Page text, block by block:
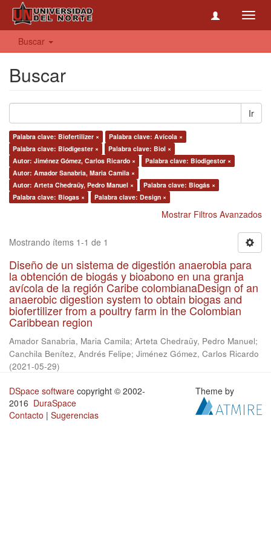
Buscar
Buscar
Ir
Palabra clave: Biofertilizer ×
Palabra clave: Avícola ×
Palabra clave: Biodigester ×
Palabra clave: Biol ×
Autor: Jiménez Gómez, Carlos Ricardo ×
Palabra clave: Biodigestor ×
Autor: Amador Sanabria, Maria Camila ×
Autor: Arteta Chedraüy, Pedro Manuel ×
Palabra clave: Biogás ×
Palabra clave: Biogas ×
Palabra clave: Design ×
Mostrar Filtros Avanzados
Mostrando ítems 1-1 de 1
Diseño de un sistema de digestión anaerobia para
la obtención de biogás y bioabono en una granja
avícola de la región Caribe colombianaDesign of an
anaerobic digestion system to obtain biogas and
biofertilizer from a poultry farm in the Colombian
Caribbean region
Amador Sanabria, Maria Camila; Arteta Chedraüy, Pedro Manuel;
Canchila Benítez, Andrés Felipe; Jiménez Gómez, Carlos Ricardo
(2021-05-29)
DSpace software copyright © 2002-
2016 DuraSpace
Contacto | Sugerencias
Theme by